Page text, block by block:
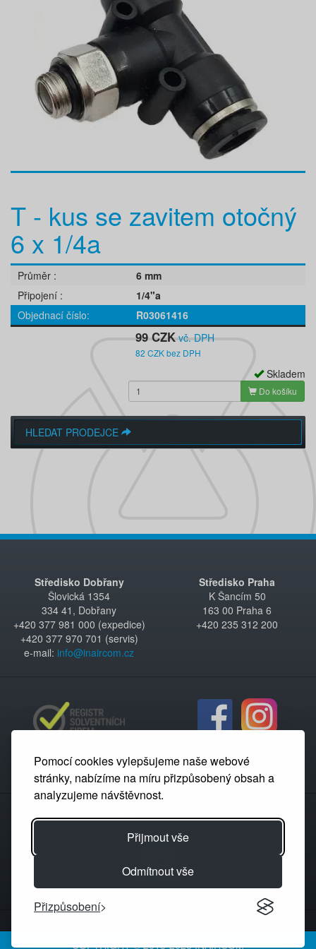
Pomocí cookies vylepšujeme naše webové
stránky, nabízíme na míru přizpůsobený obsah a
analyzujeme návštěvnost.
Přijmout vše
Odmítnout vše
Přizpůsobení
T - kus se zavitem otočný
6 x 1/4a
Průměr
6 mm
Připojení
1/4"a
Objednací číslo
R03061416
99 CZK vč. DPH
82 CZK bez DPH
Skladem
Do košíku
HLEDAT PRODEJCE
Středisko Dobřany
Šlovická 1354
334 41, Dobřany
+420 377 981 000 (expedice)
+420 377 970 701 (servis)
e-mail: info@inaircom.cz
Středisko Praha
K Šancím 50
163 00 Praha 6
+420 235 312 200
Partnerský portál
COPYRIGHT © 2013-2026 INAIRCOM